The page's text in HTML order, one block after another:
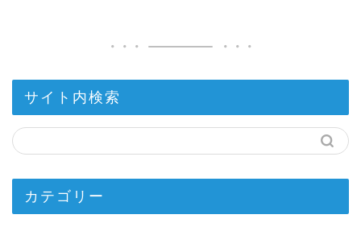
サイト内検索
カテゴリー